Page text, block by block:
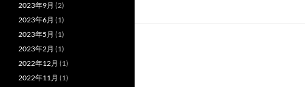
2023年9月 (2)
2023年6月 (1)
2023年5月 (1)
2023年2月 (1)
2022年12月 (1)
2022年11月 (1)